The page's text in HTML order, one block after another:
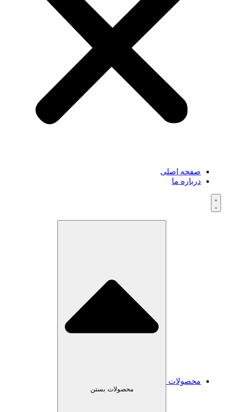
صفحه اصلی
درباره ما
محصولات
محصولات بستن